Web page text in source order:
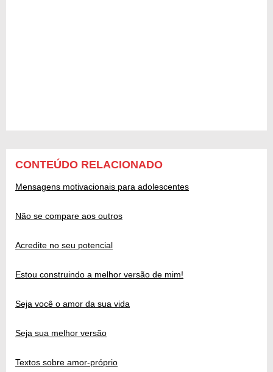
CONTEÚDO RELACIONADO
Mensagens motivacionais para adolescentes
Não se compare aos outros
Acredite no seu potencial
Estou construindo a melhor versão de mim!
Seja você o amor da sua vida
Seja sua melhor versão
Textos sobre amor-próprio